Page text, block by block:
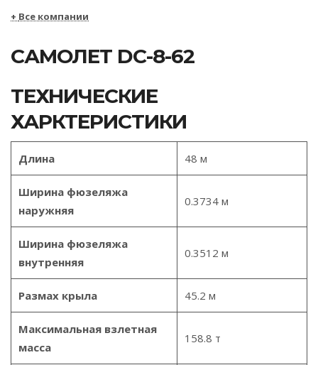
Все компании
САМОЛЕТ DC-8-62
ТЕХНИЧЕСКИЕ
ХАРКТЕРИСТИКИ
Длина 48 м
Ширина фюзеляжа
наружняя
0.3734 м
Ширина фюзеляжа
внутренняя
0.3512 м
Размах крыла 45.2 м
Максимальная взлетная
масса
158.8 т